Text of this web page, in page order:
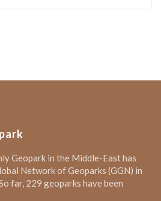
Geopark in the Middle-East has
Network of Geoparks (GGN) in
far, 229 geoparks have been